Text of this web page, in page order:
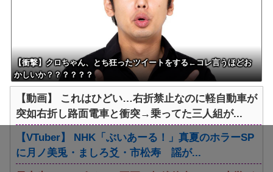
【衝撃】クロちゃん、とち狂ったツイートをする←コレ言うほどお
かしいか？？？？？？
【動画】 これはひどい…右折禁止なのに軽自動車が
突如右折し路面電車と衝突→乗ってた三人組が...
【VTuber】 NHK「ぶいあーる！」真夏のホラーSP
に月ノ美兎・ましろ爻・市松寿ゞ謡が...